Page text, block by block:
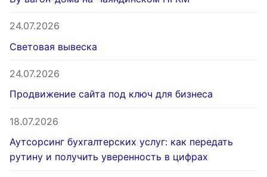
24.07.2026
Световая вывеска
24.07.2026
Продвижение сайта под ключ для бизнеса
18.07.2026
Аутсорсинг бухгалтерских услуг: как передать
рутину и получить уверенность в цифрах